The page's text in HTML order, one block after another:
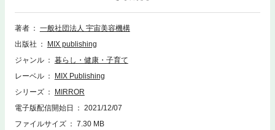
も参画し、宇宙での生活が現実味を帯びてきました。 美容と聞くと一見、
宇宙とは全く縁のないもののように感じる方も多いと思いますが、人類の
歴史がはじまって以来、地域・民族・宗教・経済・政治体制などを問わ
となり、社会の大きな価値として存在し続けてきました。 美容には、個人
のアイデンティティー、精神的な作用など、外見を装うことだけでない複
が行われるようになると、人にとって美容は必須行為になります。 一般社
団法人 宇宙美容機構（SCO）は、このような前提のもと、日本をはじ
め、世界での宇宙開発の発展に伴う、美容の必要性・必然性を確信し、
『宇宙おける美容価値の創造』を目的に、宇宙における美容のプラットホ
ームとして発足致しました。 MIRROR は、宇宙美容機構の基幹媒体とし
著者
一般社団法人 宇宙美容機構
出版社
MIX publishing
ジャンル
暮らし・健康・子育て
レーベル
MIX Publishing
シリーズ
MIRROR
電子版配信開始日
2021/12/07
ファイルサイズ
7.30 MB